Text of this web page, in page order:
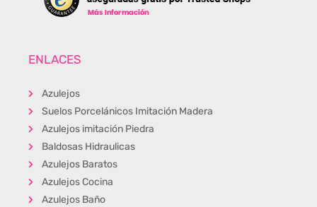
ENLACES
Azulejos
Suelos Porcelánicos Imitación Madera
Azulejos imitación Piedra
Baldosas Hidraulicas
Azulejos Baratos
Azulejos Cocina
Azulejos Baño